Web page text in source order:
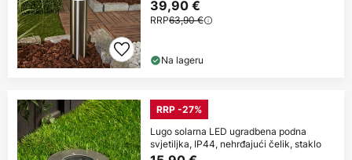
39,90 €
RRP63,90 €
Na lageru
RRP -27%
Lugo solarna LED ugradbena podna
svjetiljka, IP44, nehrđajući čelik, staklo